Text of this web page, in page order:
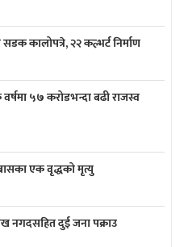
कालोपत्रे, २२ कल्भर्ट निर्माण
५७ करोडभन्दा बढी राजस्व
एक वृद्धको मृत्यु
नगदसहित दुई जना पक्राउ